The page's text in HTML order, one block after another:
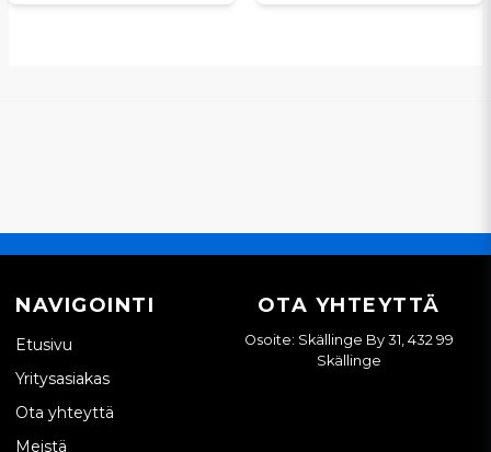
NAVIGOINTI
Etusivu
Yritysasiakas
Ota yhteyttä
Meistä
OTA YHTEYTTÄ
Osoite: Skällinge By 31, 432 99
Skällinge